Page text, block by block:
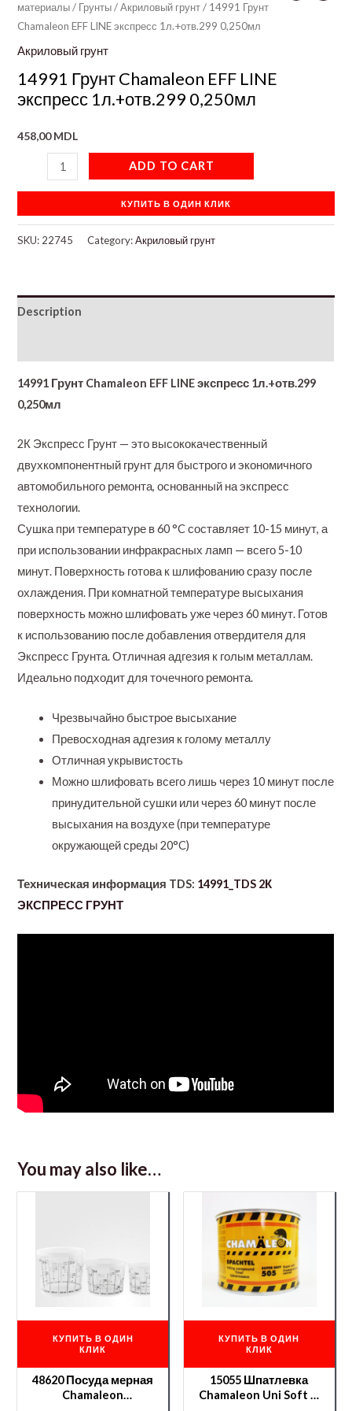
материалы/ Грунты/Акриловый грунт/ 14991 Грунт
Chamaleon EFF LINE экспресс 1л.+отв.299 0,250мл
Акриловый грунт
14991 Грунт Chamaleon EFF LINE
экспресс 1л.+отв.299 0,250мл
458,00MDL
ADD TO CART
КУПИТЬ В ОДИН КЛИК
SKU: 22745 Category:Акриловый грунт
Description
14991 Грунт Chamaleon EFF LINE экспресс 1л.+отв.299
0,250мл
2К Экспресс Грунт — это высококачественный
двухкомпонентный грунт для быстрого и экономичного
автомобильного ремонта, основанный на экспресс
технологии.
Сушка при температуре в 60 °C составляет 10-15 минут, а
при использовании инфракрасных ламп — всего 5-10
минут. Поверхность готова к шлифованию сразу после
охлаждения. При комнатной температуре высыхания
поверхность можно шлифовать уже через 60 минут. Готов
к использованию после добавления отвердителя для
Экспресс Грунта. Отличная адгезия к голым металлам.
Идеально подходит для точечного ремонта.
Чрезвычайно быстрое высыхание
Превосходная адгезия к голому металлу
Отличная укрывистость
Можно шлифовать всего лишь через 10 минут после
принудительной сушки или через 60 минут после
высыхания на воздухе (при температуре
окружающей среды 20°C)
Техническая информация TDS: 14991_TDS 2К
ЭКСПРЕСС ГРУНТ
You may also like…
КУПИТЬ В ОДИН
КЛИК
48620 Посуда мерная
Chamaleon
КУПИТЬ В ОДИН
КЛИК
15055 Шпатлевка
Chamaleon Uni Soft —